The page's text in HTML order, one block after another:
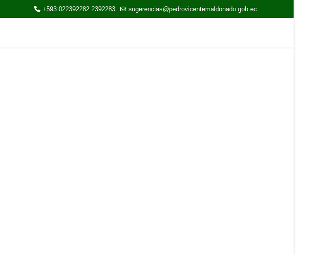
+593 022392282 2392283 sugerencias@pedrovicentemaldonado.gob.ec